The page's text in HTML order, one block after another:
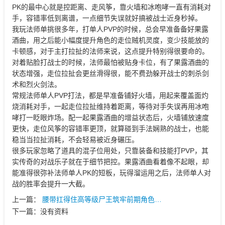
PK的最中心就是控距离、走风筝，靠火墙和冰咆哮一直有消耗对
手，容错率低到离谱，一点细节失误就好搞被战士近身秒掉。
我玩法师单挑很多年，打单人PVP的时候，总会早准备备好果露
酒曲，用之后能小幅度提升角色的走位贼机灵度，变少技能放的
卡顿感，对于主打拉扯的法师来说，这点提升特别得很要命的。
对着贴脸打战士的时候，法师最怕被贴身卡位，有了果露酒曲的
状态‌增强，走位拉扯会更丝滑得很，能不费劲躲开战士的刺杀剑
术和烈火剑法。
常规法师单人PVP打法，都是早准备铺好火墙，用起来覆盖面灼
烧消耗对手，一起走位拉扯维持着距离，等待对手失误再用冰咆
哮打一眨眼炸场。配一起果露酒曲的增益状态后，火墙铺放速度
更快，走位风筝的容错率更顶，就算碰到手法娴熟的战士，也能
稳当当拉扯消耗，不会轻易被近身碾压。
很多玩家忽略了道具的混子位用处，只靠装备和技能打PVP，其
实传奇的对战乐子就在于细节把控。果露酒曲看着像不起眼，却
能准得很弥补法师单人PK的短板，玩得溜运用之后，法师单人对
战的胜率会提升一大截。
上一篇： 腰带扛得住高等级尸王筑牢前期角色…
下一篇： 没有资料